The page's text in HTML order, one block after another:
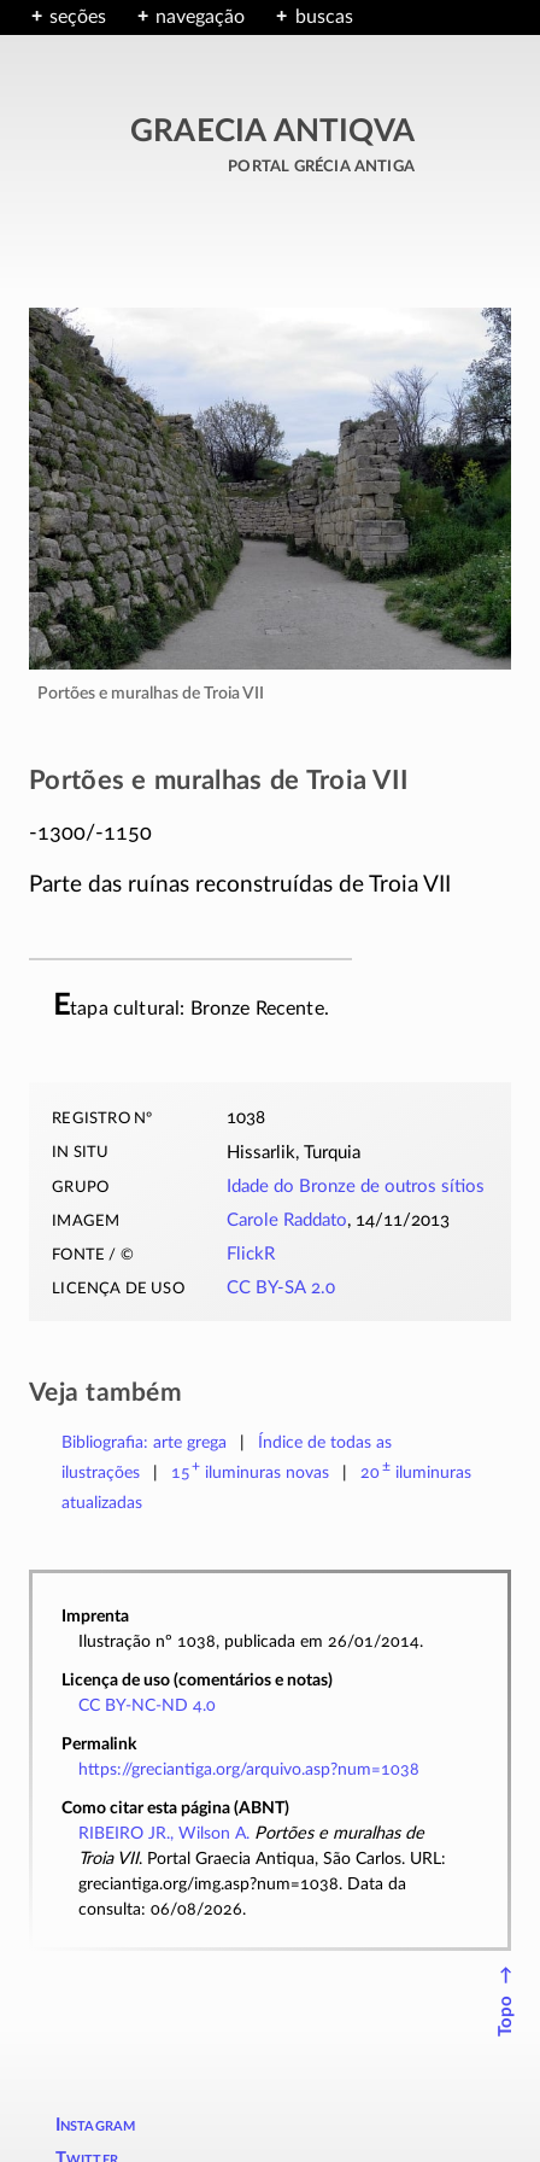
seções navegação buscas
GRAECIA ANTIQVA
portal grécia antiga
Portões e muralhas de Troia VII
Portões e muralhas de Troia VII
-1300/-1150
Parte das ruínas reconstruídas de Troia VII
Etapa cultural: Bronze Recente.
registro nº 1038
in situ Hissarlik, Turquia
grupo Idade do Bronze de outros sítios
imagem Carole Raddato, 14/11/2013
fonte / © FlickR
licença de uso CC BY-SA 2.0
Veja também
Bibliografia: arte grega
Índice de todas as
ilustrações
15+ iluminuras novas 20±iluminuras
atualizadas
Imprenta
Ilustração nº 1038, publicada em 26/01/2014.
Licença de uso (comentários e notas)
CC BY-NC-ND 4.0
Permalink
https://greciantiga.org/arquivo.asp?num=1038
Como citar esta página (ABNT)
RIBEIRO JR., Wilson A. Portões e muralhas de
Troia VII. Portal Graecia Antiqua, São Carlos. URL:
greciantiga.org/img.asp?num=1038. Data da
consulta: 06/08/2026.
↑
Topo
Instagram